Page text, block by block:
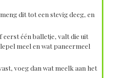
dit tot een stevig deeg, en
eerst één balletje, valt die uit
meel en wat paneermeel
voeg dan wat meelk aan het